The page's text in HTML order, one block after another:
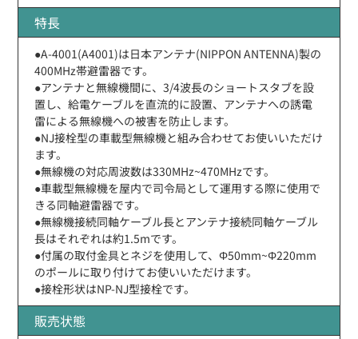
特長
●A-4001(A4001)は日本アンテナ(NIPPON ANTENNA)製の
400MHz帯避雷器です。
●アンテナと無線機間に、3/4波長のショートスタブを設
置し、給電ケーブルを直流的に設置、アンテナへの誘電
雷による無線機への被害を防止します。
●NJ接栓型の車載型無線機と組み合わせてお使いいただけ
ます。
●無線機の対応周波数は330MHz~470MHzです。
●車載型無線機を屋内で司令局として運用する際に使用で
きる同軸避雷器です。
●無線機接続同軸ケーブル長とアンテナ接続同軸ケーブル
長はそれぞれは約1.5mです。
●付属の取付金具とネジを使用して、Φ50mm~Φ220mm
のポールに取り付けてお使いいただけます。
●接栓形状はNP-NJ型接栓です。
販売状態